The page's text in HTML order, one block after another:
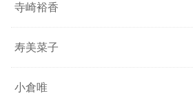
寺崎裕香
寿美菜子
小倉唯